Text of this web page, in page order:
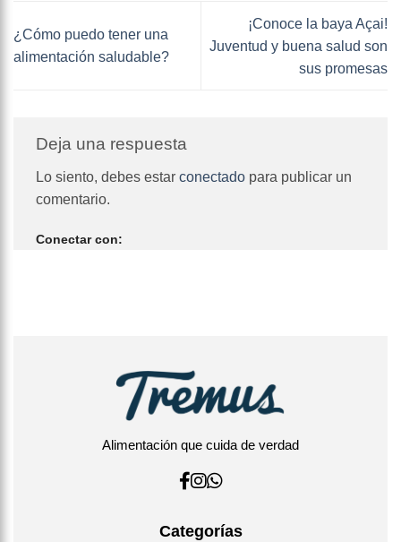
¿Cómo puedo tener una
alimentación saludable?
¡Conoce la baya Açai!
Juventud y buena salud son
sus promesas
Deja una respuesta
Lo siento, debes estar conectado para publicar un
comentario.
Conectar con:
Alimentación que cuida de verdad
Categorías